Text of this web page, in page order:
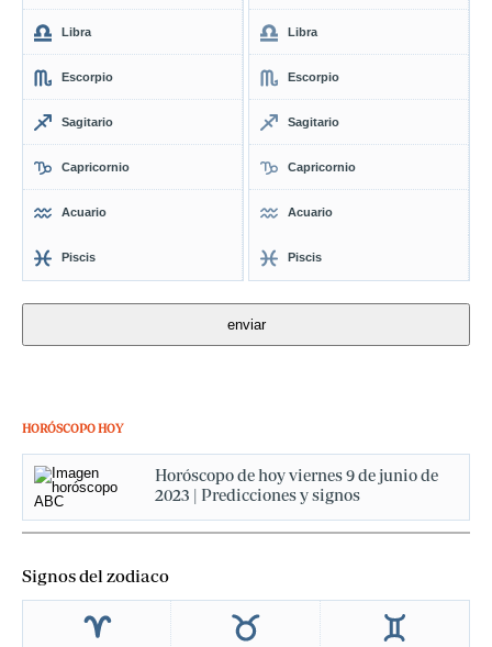
Libra
Escorpio
Sagitario
Capricornio
Acuario
Piscis
Libra
Escorpio
Sagitario
Capricornio
Acuario
Piscis
HORÓSCOPO HOY
Horóscopo de hoy viernes 9 de junio de
2023 | Predicciones y signos
Signos del zodiaco